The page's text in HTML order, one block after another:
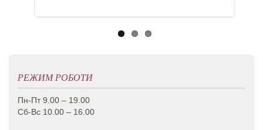
РЕЖИМ РОБОТИ
Пн-Пт 9.00 – 19.00
Сб-Вс 10.00 – 16.00